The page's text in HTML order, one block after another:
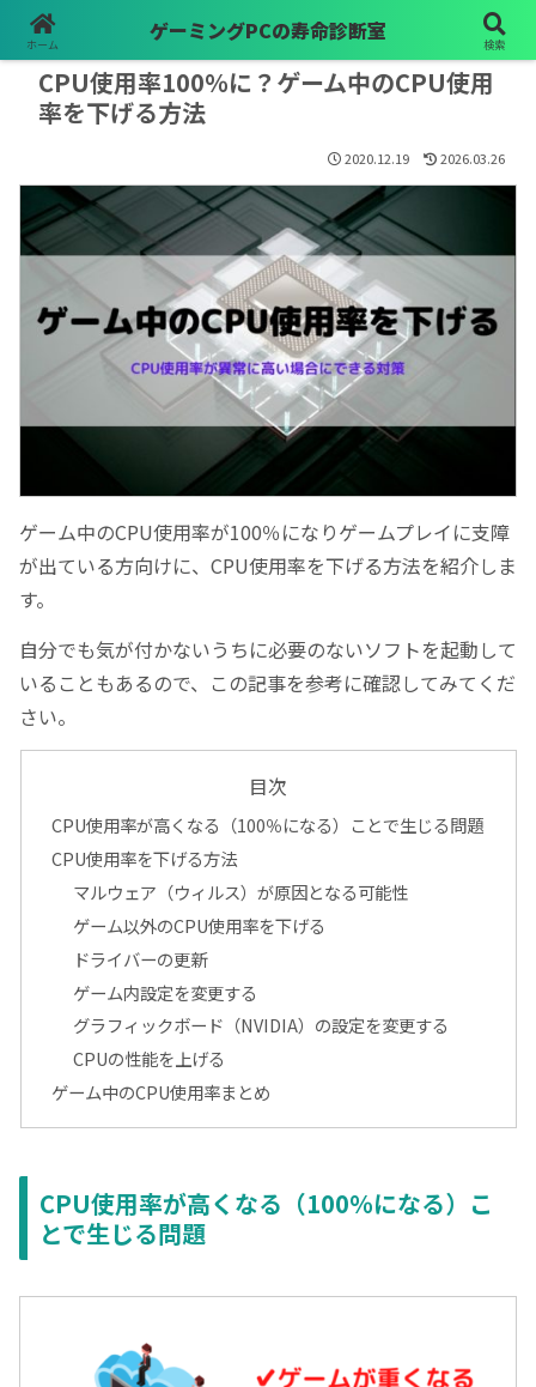
PR
CPU使用率100％に？ゲーム中のCPU使用
率を下げる方法
2020.12.19 2026.03.26
ゲーム中のCPU使用率が100％になりゲームプレイに支障
が出ている方向けに、CPU使用率を下げる方法を紹介しま
す。
自分でも気が付かないうちに必要のないソフトを起動して
いることもあるので、この記事を参考に確認してみてくだ
さい。
目次
CPU使用率が高くなる（100％になる）ことで生じる問題
CPU使用率を下げる方法
マルウェア（ウィルス）が原因となる可能性
ゲーム以外のCPU使用率を下げる
ドライバーの更新
ゲーム内設定を変更する
グラフィックボード（NVIDIA）の設定を変更する
CPUの性能を上げる
ゲーム中のCPU使用率まとめ
CPU使用率が高くなる（100％になる）こ
とで生じる問題
ホーム
ゲーミングPCの寿命診断室
検索